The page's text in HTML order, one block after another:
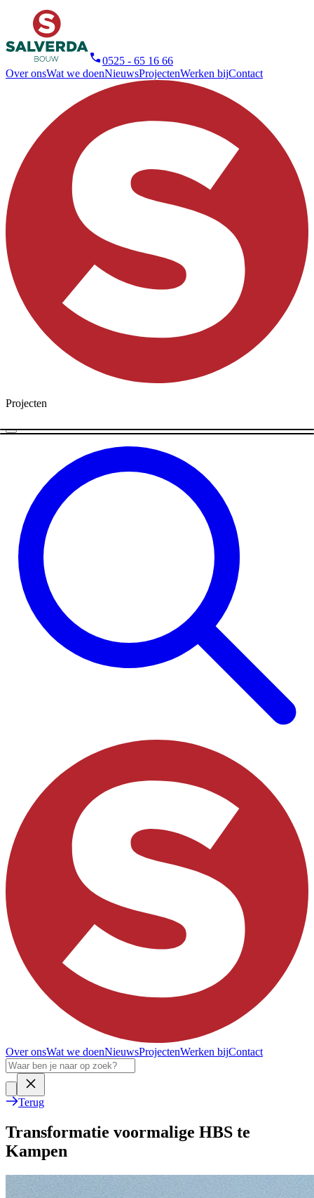
0525 - 65 16 66
Over onsWat we doenNieuwsProjectenWerken bijContact
Projecten
Over onsWat we doenNieuwsProjectenWerken bijContact
Terug
Transformatie voormalige HBS te
Kampen